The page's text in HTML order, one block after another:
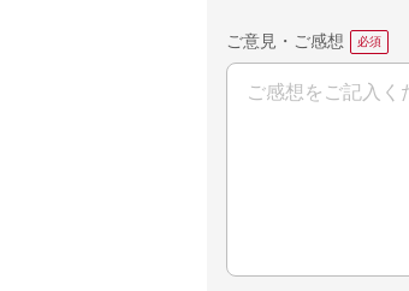
ご意見・ご感想